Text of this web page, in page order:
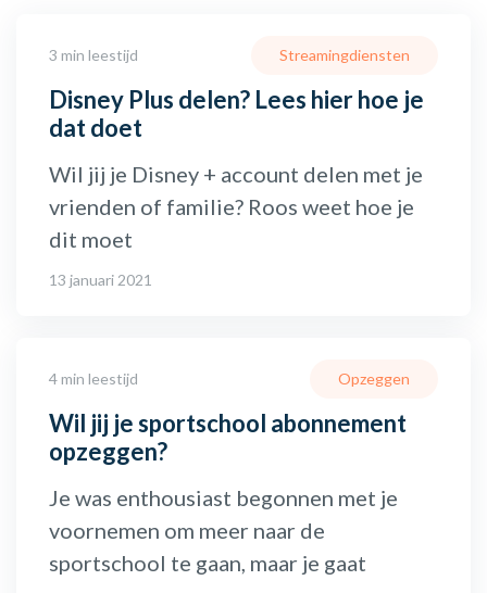
3 min leestijd
Disney Plus delen? Lees hier hoe je
dat doet
Streamingdiensten
Wil jij je Disney + account delen met je
vrienden of familie? Roos weet hoe je
dit moet
13 januari 2021
4 min leestijd
Wil jij je sportschool abonnement
opzeggen?
Opzeggen
Je was enthousiast begonnen met je
voornemen om meer naar de
sportschool te gaan, maar je gaat